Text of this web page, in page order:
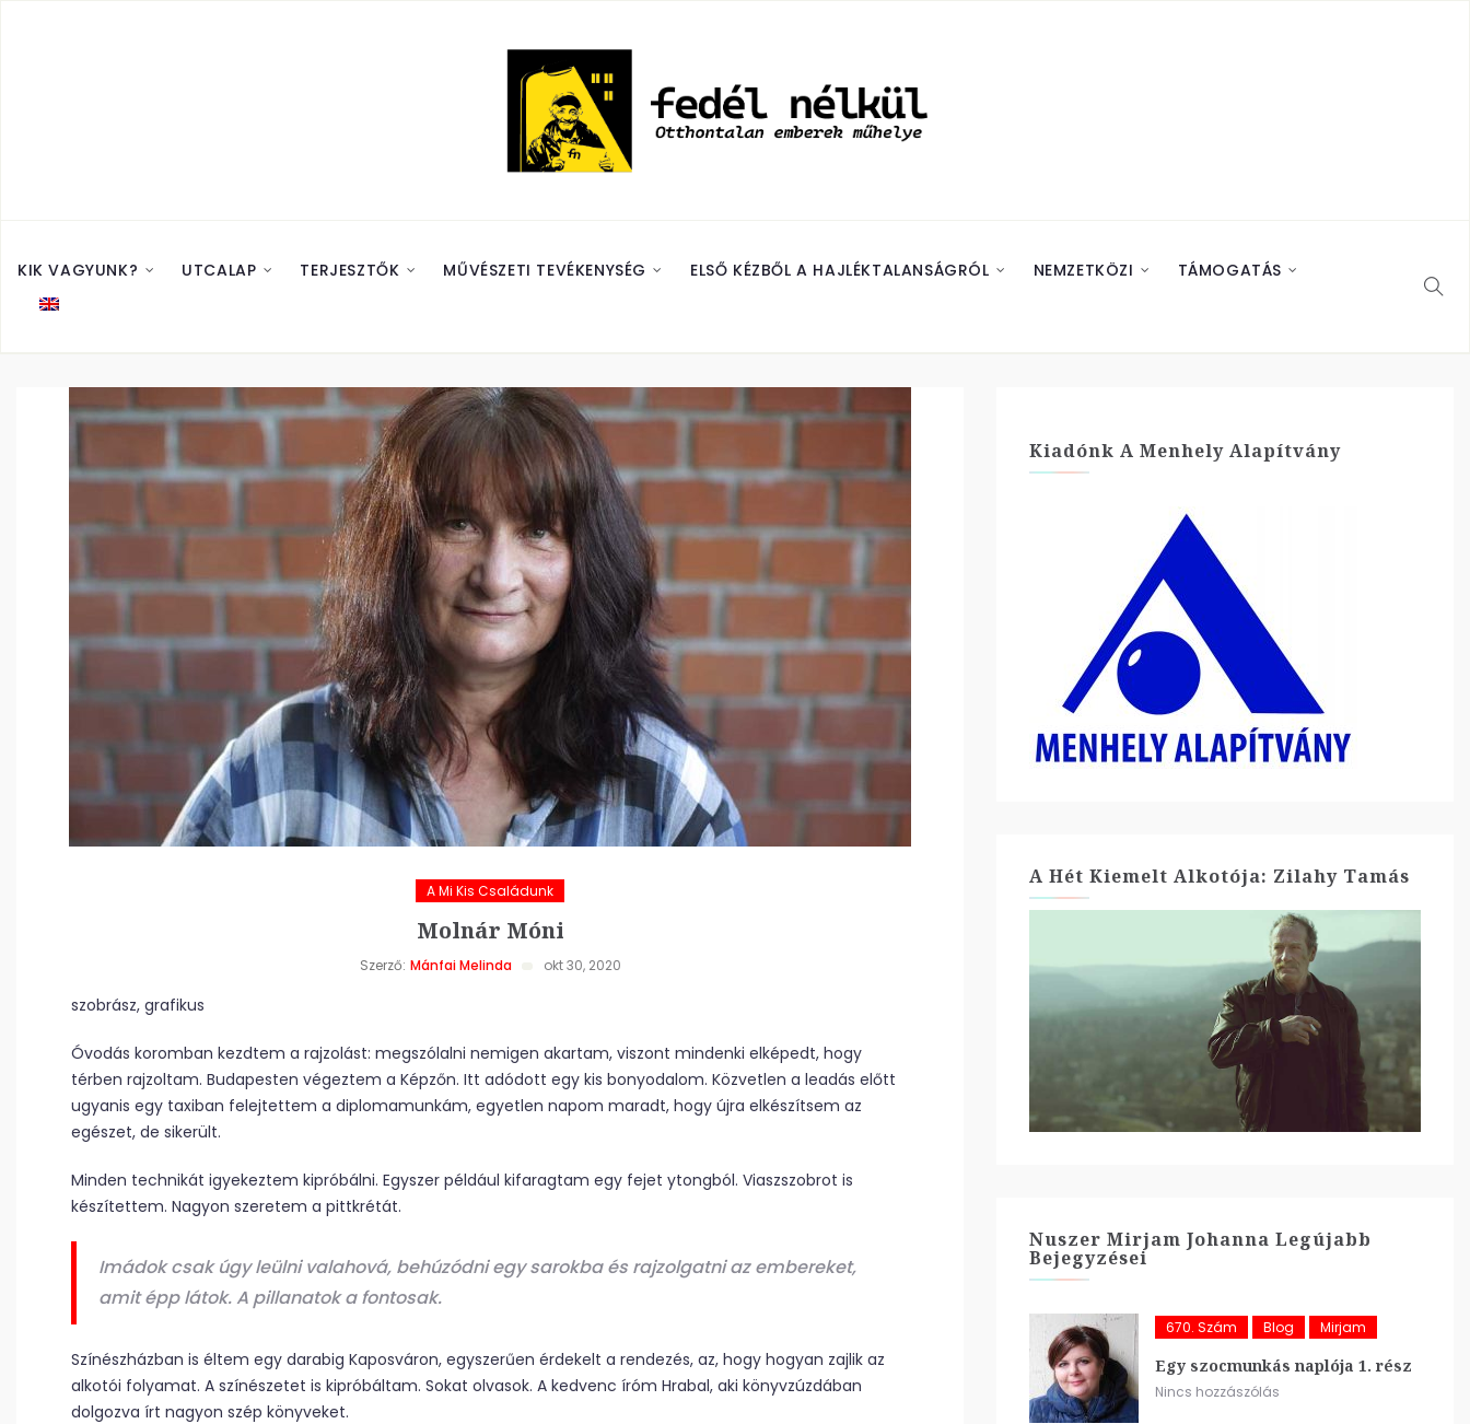
KIK VAGYUNK? UTCALAP TERJESZTŐK MŰVÉSZETI TEVÉKENYSÉG ELSŐ KÉZBŐL A HAJLÉKTALANSÁGRÓL NEMZETKÖZI TÁMOGATÁS
A Mi Kis Családunk
Molnár Móni
Szerző: Mánfai Melinda okt 30, 2020
szobrász, grafikus
Óvodás koromban kezdtem a rajzolást: megszólalni nemigen akartam, viszont mindenki elképedt, hogy
térben rajzoltam. Budapesten végeztem a Képzőn. Itt adódott egy kis bonyodalom. Közvetlen a leadás előtt
ugyanis egy taxiban felejtettem a diplomamunkám, egyetlen napom maradt, hogy újra elkészítsem az
egészet, de sikerült.
Minden technikát igyekeztem kipróbálni. Egyszer például kifaragtam egy fejet ytongból. Viaszszobrot is
készítettem. Nagyon szeretem a pittkrétát.
Imádok csak úgy leülni valahová, behúzódni egy sarokba és rajzolgatni az embereket,
amit épp látok. A pillanatok a fontosak.
Színészházban is éltem egy darabig Kaposváron, egyszerűen érdekelt a rendezés, az, hogy hogyan zajlik az
alkotói folyamat. A színészetet is kipróbáltam. Sokat olvasok. A kedvenc íróm Hrabal, aki könyvzúzdában
dolgozva írt nagyon szép könyveket.
Kiadónk A Menhely Alapítvány
A Hét Kiemelt Alkotója: Zilahy Tamás
Nuszer Mirjam Johanna Legújabb
Bejegyzései
670. Szám Blog Mirjam
Egy szocmunkás naplója 1. rész
Nincs hozzászólás